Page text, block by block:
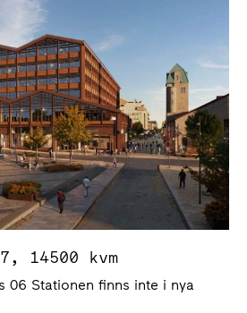
Rökerigatan 7, 14500 kvm
06 Stationen finns inte i nya